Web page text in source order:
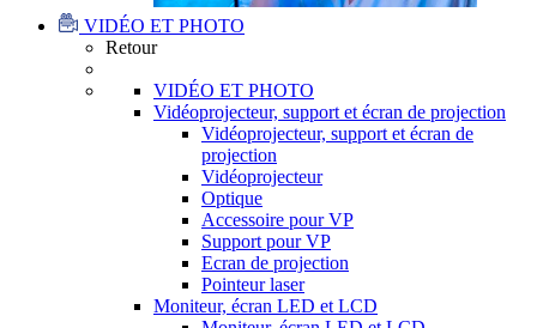
VIDÉO ET PHOTO
Retour
VIDÉO ET PHOTO
Vidéoprojecteur, support et écran de projection
Vidéoprojecteur, support et écran de
projection
Vidéoprojecteur
Optique
Accessoire pour VP
Support pour VP
Ecran de projection
Pointeur laser
Moniteur, écran LED et LCD